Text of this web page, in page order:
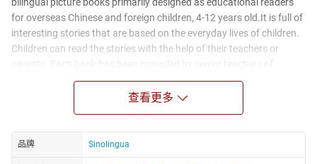
for overseas Chinese and foreign children, 4-12 years old.It is full of
interesting stories that are based on the everyday lives of children.
Children can read the stories with the help of their teachers or
Chinese in the UK and consists of one or two interesting topics or
popular sentence structures. These topics or sentence structures
recur throughout the book to help children recognize the characters
查看更多
品牌 Sinolingua